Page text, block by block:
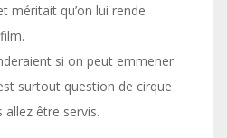
méritait qu’on lui rende
si on peut emmener
surtout question de cirque
être servis.